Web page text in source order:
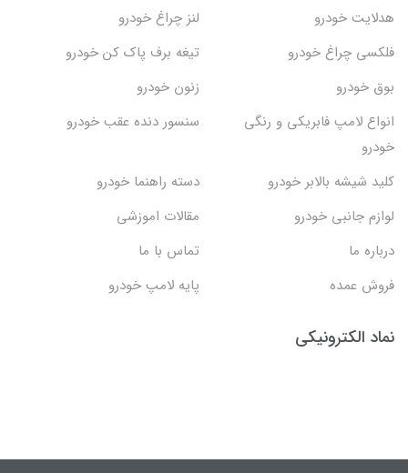
هدلایت خودرو
لنز چراغ خودرو
فلکسی چراغ خودرو
تیغه برف پاک کن خودرو
بوق خودرو
زنون خودرو
انواع لامپ فابریکی و رنگی
خودرو
سنسور دنده عقب خودرو
کلید شیشه بالابر خودرو
دسته راهنما خودرو
لوازم جانبی خودرو
مقالات اموزشی
درباره ما
تماس با ما
فروش عمده
پایه لامپ خودرو
نماد الکترونیکی